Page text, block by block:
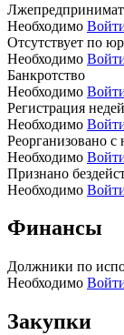
Необходимо
Отсутствует по
Необходимо
Банкротство
Необходимо
Регистрация
Необходимо
Реорганизовано
Необходимо
Признано
Необходимо
Финансы
Должники по
Необходимо
Закупки